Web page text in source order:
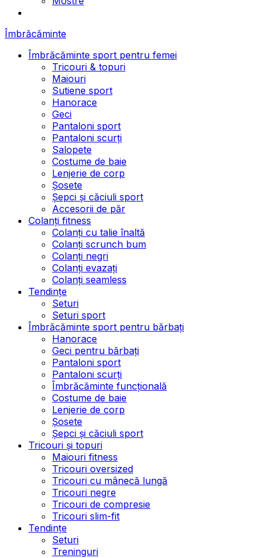
Îmbrăcăminte
Îmbrăcăminte sport pentru femei
Tricouri & topuri
Maiouri
Sutiene sport
Hanorace
Geci
Pantaloni sport
Pantaloni scurți
Salopete
Costume de baie
Lenjerie de corp
Șosete
Șepci și căciuli sport
Accesorii de păr
Colanți fitness
Colanți cu talie înaltă
Colanți scrunch bum
Colanți negri
Colanți evazați
Colanți seamless
Tendințe
Seturi
Seturi sport
Îmbrăcăminte sport pentru bărbați
Hanorace
Geci pentru bărbați
Pantaloni sport
Pantaloni scurți
Îmbrăcăminte funcțională
Costume de baie
Lenjerie de corp
Șosete
Șepci și căciuli sport
Tricouri și topuri
Maiouri fitness
Tricouri oversized
Tricouri cu mânecă lungă
Tricouri negre
Tricouri de compresie
Tricouri slim-fit
Tendințe
Seturi
Treninguri